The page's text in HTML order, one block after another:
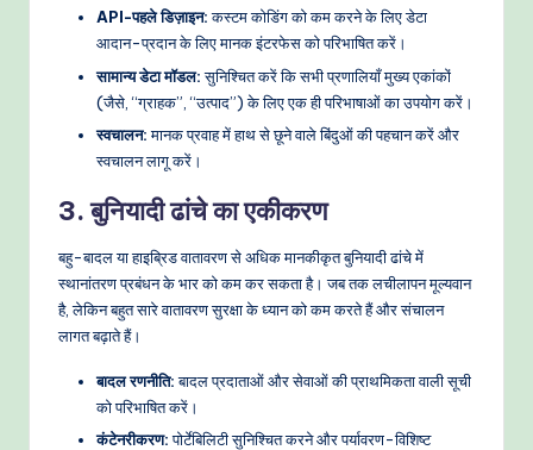
API-पहले डिज़ाइन:कस्टम कोडिंग को कम करने के लिए डेटा
आदान-प्रदान के लिए मानक इंटरफेस को परिभाषित करें।
सामान्य डेटा मॉडल:सुनिश्चित करें कि सभी प्रणालियाँ मुख्य एकांकों
(जैसे, “ग्राहक”, “उत्पाद”) के लिए एक ही परिभाषाओं का उपयोग करें।
स्वचालन:मानक प्रवाह में हाथ से छूने वाले बिंदुओं की पहचान करें और
स्वचालन लागू करें।
3. बुनियादी ढांचे का एकीकरण
बहु-बादल या हाइब्रिड वातावरण से अधिक मानकीकृत बुनियादी ढांचे में
स्थानांतरण प्रबंधन के भार को कम कर सकता है। जब तक लचीलापन मूल्यवान
है, लेकिन बहुत सारे वातावरण सुरक्षा के ध्यान को कम करते हैं और संचालन
लागत बढ़ाते हैं।
बादल रणनीति:बादल प्रदाताओं और सेवाओं की प्राथमिकता वाली सूची
को परिभाषित करें।
कंटेनरीकरण:पोर्टेबिलिटी सुनिश्चित करने और पर्यावरण-विशिष्ट